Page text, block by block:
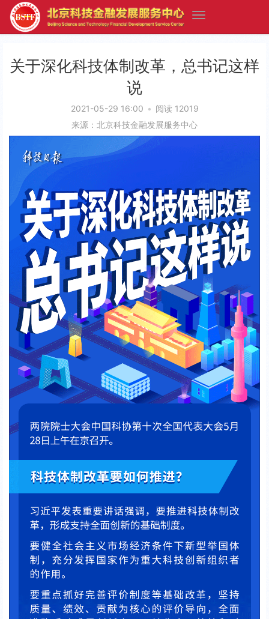
关于深化科技体制改革，总书记这样
说
2021-05-29 16:00 • 阅读 12019
来源：北京科技金融发展服务中心